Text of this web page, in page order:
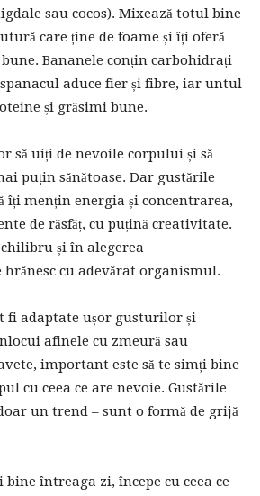
sau cocos). Mixează totul bine
care ține de foame și îți oferă
Bananele conțin carbohidrați
aduce fier și fibre, iar untul
și grăsimi bune.
să uiți de nevoile corpului și să
puțin sănătoase. Dar gustările
îți mențin energia și concentrarea,
de răsfăț, cu puțină creativitate.
și în alegerea
cu adevărat organismul.
fi adaptate ușor gusturilor și
afinele cu zmeură sau
important este să te simți bine
cu ceea ce are nevoie. Gustările
un trend – sunt o formă de grijă
bine întreaga zi, începe cu ceea ce